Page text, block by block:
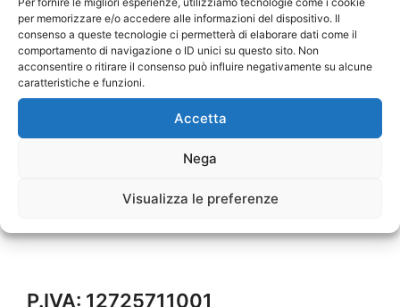
per memorizzare e/o accedere alle informazioni del dispositivo. Il
consenso a queste tecnologie ci permetterà di elaborare dati come il
comportamento di navigazione o ID unici su questo sito. Non
acconsentire o ritirare il consenso può influire negativamente su alcune
caratteristiche e funzioni.
Accetta
Nega
Visualizza le preferenze
P.IVA: 12725711001